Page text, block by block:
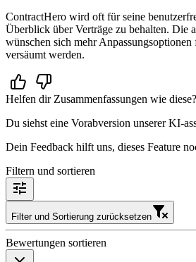
ContractHero wird oft für seine
Überblick über Verträge zu behalten. Die
wünschen sich mehr
versäumt werden.
Helfen dir Zusammenfassungen wie diese?
Du siehst eine Vorabversion unserer KI-
Dein Feedback hilft uns, dieses Feature
Filtern und sortieren
Filter und Sortierung zurücksetzen
Bewertungen sortieren